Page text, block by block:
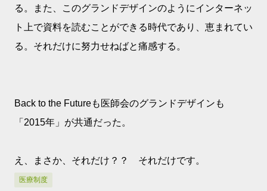
る。また、このグランドデザインのようにインターネッ
ト上で資料を読むことができる時代であり、恵まれてい
る。それだけに努力せねばと痛感する。
Back to the Futureも医師会のグランドデザインも
「2015年」が共通だった。
え、まさか、それだけ？？ それだけです。
医療制度